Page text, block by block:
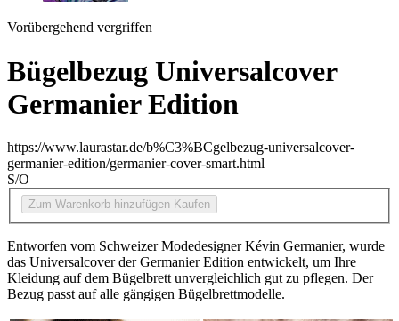
Vorübergehend vergriffen
Bügelbezug Universalcover
Germanier Edition
https://www.laurastar.de/b%C3%BCgelbezug-universalcover-
germanier-edition/germanier-cover-smart.html
S/O
Zum Warenkorb hinzufügen Kaufen
Entworfen vom Schweizer Modedesigner Kévin Germanier, wurde
das Universalcover der Germanier Edition entwickelt, um Ihre
Kleidung auf dem Bügelbrett unvergleichlich gut zu pflegen. Der
Bezug passt auf alle gängigen Bügelbrettmodelle.